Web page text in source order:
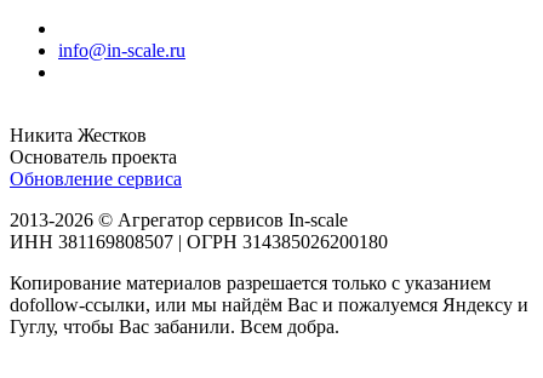
info@in-scale.ru
Никита Жестков
Основатель проекта
Обновление сервиса
2013-2026 © Агрегатор сервисов In-scale
ИНН 381169808507 | ОГРН 314385026200180
Копирование материалов разрешается только с указанием
dofollow-ссылки, или мы найдём Вас и пожалуемся Яндексу и
Гуглу, чтобы Вас забанили. Всем добра.